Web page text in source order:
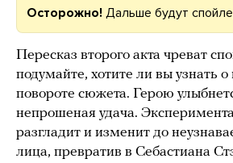
Осторожно! Дальше будут
Пересказ второго акта чреват
подумайте, хотите ли вы узнать
повороте сюжета. Герою
непрошеная удача.
разгладит и изменит до
лица, превратив в Себастиана